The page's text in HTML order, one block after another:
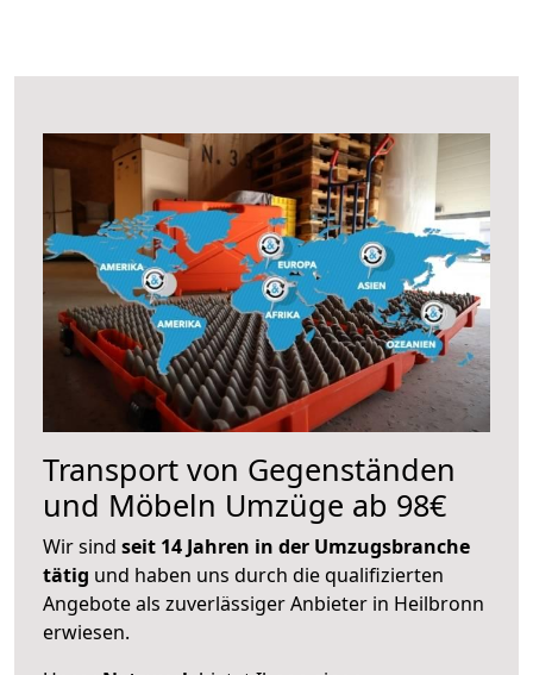
Transport von Gegenständen
und Möbeln Umzüge ab 98€
Wir sind seit 14 Jahren in der Umzugsbranche
tätig und haben uns durch die qualifizierten
Angebote als zuverlässiger Anbieter in Heilbronn
erwiesen.